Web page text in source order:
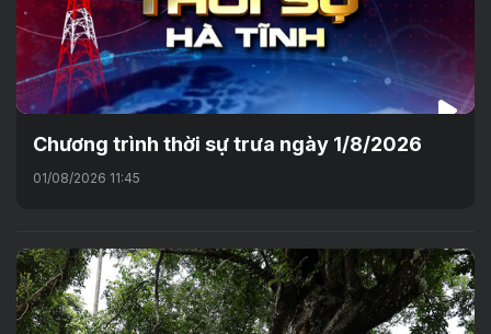
Chương trình thời sự trưa ngày 1/8/2026
01/08/2026 11:45